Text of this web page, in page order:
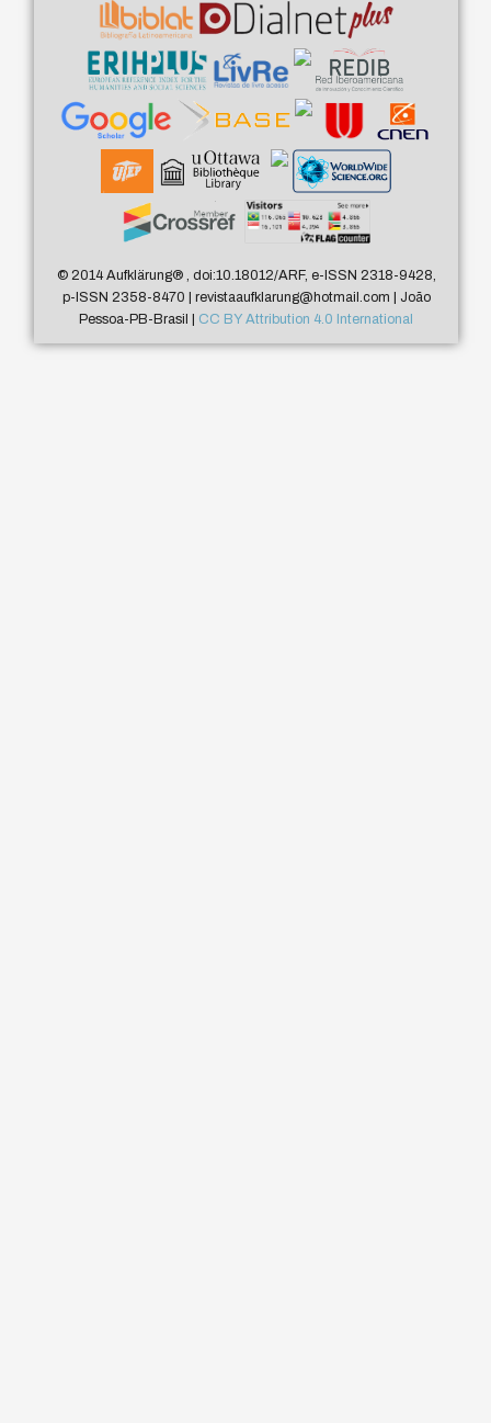
© 2014 Aufklärung®, doi:10.18012/ARF, e-ISSN 2318-9428,
p-ISSN 2358-8470 | revistaaufklarung@hotmail.com | João
Pessoa-PB-Brasil | CC BY Attribution 4.0 International